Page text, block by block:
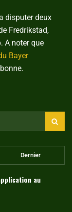
disputer deux
Fredrikstad,
A noter que
Bayer
Dernier
au